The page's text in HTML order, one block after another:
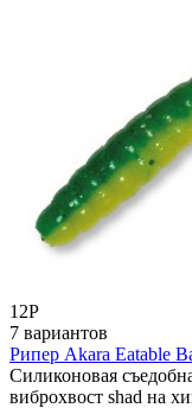
12Р
7 вариантов
Рипер Akara Eatable
Силиконовая
виброхвост shad на